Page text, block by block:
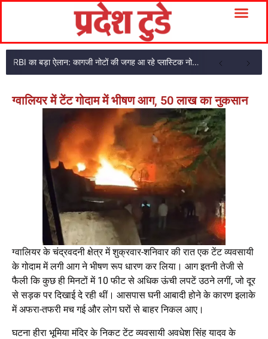
RBI का बड़ा ऐलान: कागजी नोटों की जगह आ रहे प्लास्टिक नोट, ₹10-₹20 के नोट बदल जाएंगे
ग्वालियर में टेंट गोदाम में भीषण आग, 50 लाख का नुकसान
ग्वालियर के चंद्रवदनी क्षेत्र में शुक्रवार-शनिवार की रात एक टेंट व्यवसायी
के गोदाम में लगी आग ने भीषण रूप धारण कर लिया। आग इतनी तेजी से
फैली कि कुछ ही मिनटों में 10 फीट से अधिक ऊंची लपटें उठने लगीं, जो दूर
से सड़क पर दिखाई दे रही थीं। आसपास घनी आबादी होने के कारण इलाके
में अफरा-तफरी मच गई और लोग घरों से बाहर निकल आए।
घटना हीरा भूमिया मंदिर के निकट टेंट व्यवसायी अवधेश सिंह यादव के